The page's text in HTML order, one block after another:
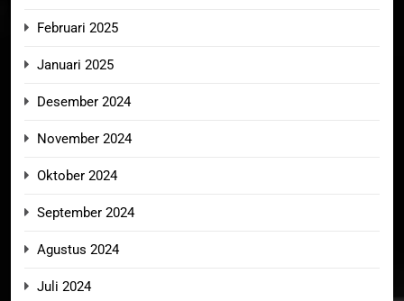
Februari 2025
Januari 2025
Desember 2024
November 2024
Oktober 2024
September 2024
Agustus 2024
Juli 2024